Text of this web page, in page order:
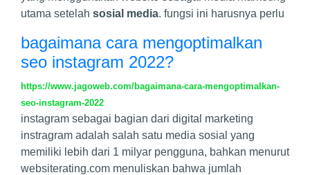
utama setelah sosial media. fungsi ini harusnya perlu
bagaimana cara mengoptimalkan
seo instagram 2022?
https://www.jagoweb.com/bagaimana-cara-mengoptimalkan-
seo-instagram-2022
instagram sebagai bagian dari digital marketing
instragram adalah salah satu media sosial yang
memiliki lebih dari 1 milyar pengguna, bahkan menurut
websiterating.com menuliskan bahwa jumlah